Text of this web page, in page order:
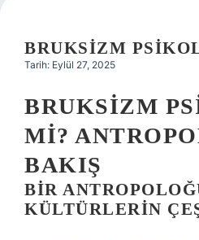
BRUKSIZM
Tarih: Eylül 27, 2025
BRUKSIZM
MI?
BAKIŞ
BIR
KÜLTÜRLERIN